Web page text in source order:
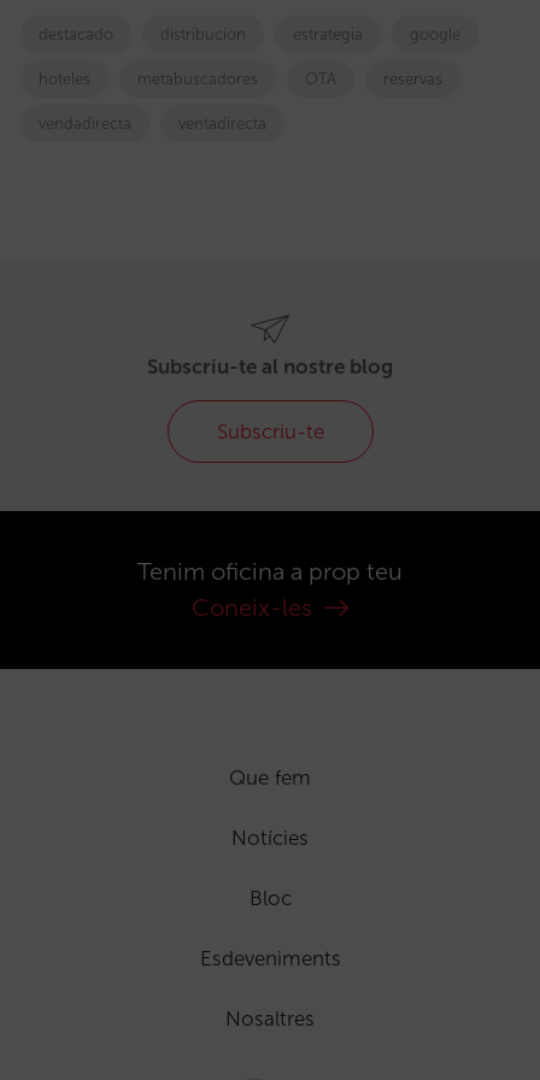
destacado distribucion estrategia google
hoteles metabuscadores OTA reservas
vendadirecta ventadirecta
Subscriu-te al nostre blog
Subscriu-te
Tenim oficina a prop teu
Coneix-les
Que fem
Notícies
Bloc
Esdeveniments
Nosaltres